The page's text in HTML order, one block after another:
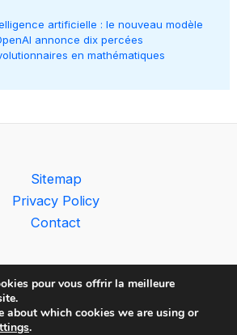
artificielle : le nouveau modèle
annonce dix percées
en mathématiques
Sitemap
Privacy Policy
Contact
© 2026 The AI Observer
pour vous offrir la meilleure
about which cookies we are using or
.